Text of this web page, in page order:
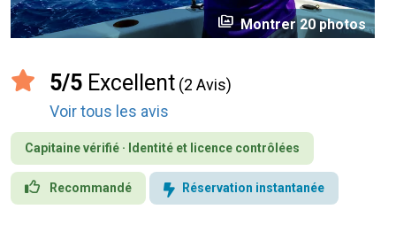
perm_media Montrer 20 photos
5/5 Excellent (2 Avis)
Voir tous les avis
Capitaine vérifié · Identité et licence contrôlées
Recommandé Réservation instantanée